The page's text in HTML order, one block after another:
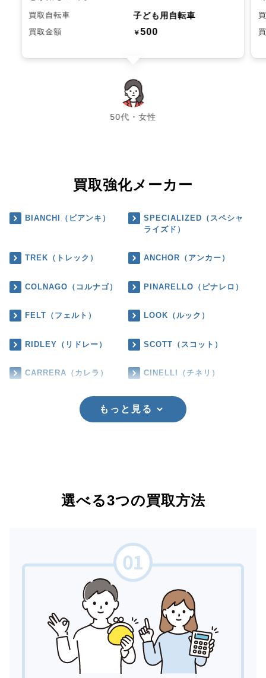
買取自転車 子ども用自転車
買取金額 ￥500
50代・女性
chevron_left chevron_right
買取強化メーカー
BIANCHI（ビアンキ）
SPECIALIZED（スペシャ
ライズド）
TREK（トレック） ANCHOR（アンカー）
COLNAGO（コルナゴ） PINARELLO（ピナレロ）
FELT（フェルト） LOOK（ルック）
RIDLEY（リドレー） SCOTT（スコット）
CARRERA（カレラ） CINELLI（チネリ）
もっと見る
選べる3つの買取方法